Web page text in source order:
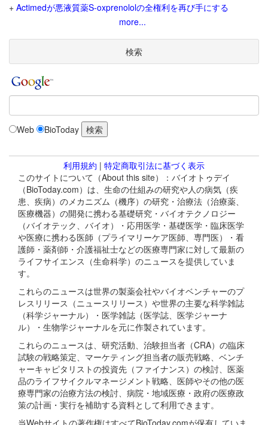
+ Actimedが悪液質薬S-oxprenololの全権利を再び手にする
more...
検索
Web BioToday
利用規約 | 特定商取引法に基づく表示
このサイトについて（About this site）：バイオトゥデイ
（BioToday.com）は、生命の仕組みの研究や人の病気（疾
患、疾病）のメカニズム（機序）の研究・治療法（治療薬、
医療機器）の開発に携わる基礎研究・バイオテクノロジー
（バイオテック、バイオ）・応用医学・基礎医学・臨床医学
や医療に携わる医師（プライマリーケア医師、専門医）・看
護師・薬剤師・介護福祉士などの医療専門家に対して最新の
ライフサイエンス（生命科学）のニュースを提供していま
す。
これらのニュースは世界の製薬会社やバイオベンチャーのプ
レスリリース（ニュースリリース）や世界の主要な科学雑誌
（科学ジャーナル）・医学雑誌（医学誌、医学ジャーナ
ル）・生物学ジャーナルを元に作製されています。
これらのニュースは、研究活動、治験担当者（CRA）の臨床
試験の戦略策定、マーケティング担当者の販売戦略、ベンチ
ャーキャピタリストの投資先（ファイナンス）の検討、医薬
品のライフサイクルマネージメント戦略、医師やその他の医
療専門家の治療方法の検討、病院・地域医療・政府の医療政
策の計画・実行を補助する資料として利用できます。